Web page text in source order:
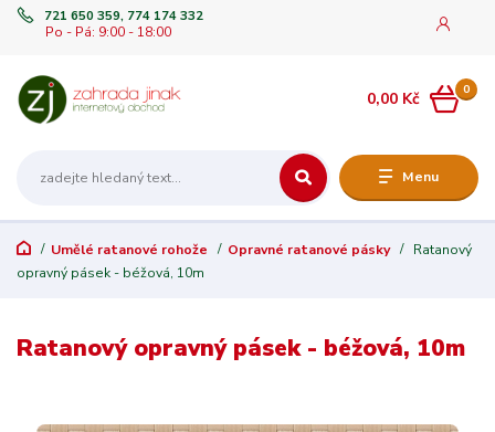
Menu
721 650 359, 774 174 332
Po - Pá: 9:00 - 18:00
0
0,00 Kč
Umělé ratanové rohože Opravné ratanové pásky
Ratanový
opravný pásek - béžová, 10m
Ratanový opravný pásek - béžová, 10m